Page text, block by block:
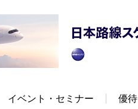
イベント・セミナー 優待